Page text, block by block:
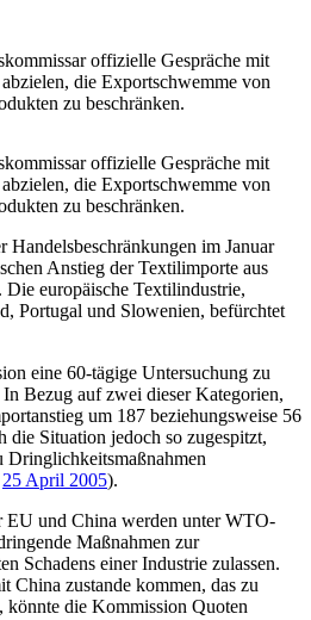
offizielle Gespräche mit
die Exportschwemme von
zu beschränken.
offizielle Gespräche mit
die Exportschwemme von
zu beschränken.
im Januar
Anstieg der Textilimporte aus
europäische Textilindustrie,
Portugal und Slowenien, befürchtet
eine 60-tägige Untersuchung zu
Bezug auf zwei dieser Kategorien,
um 187 beziehungsweise 56
die Situation jedoch so zugespitzt,
Dringlichkeitsmaßnahmen
25 April 2005).
EU und China werden unter WTO-
Maßnahmen zur
Schadens einer Industrie zulassen.
China zustande kommen, das zu
könnte die Kommission Quoten